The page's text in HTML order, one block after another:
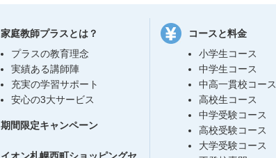
家庭教師プラスとは？
プラスの教育理念
実績ある講師陣
充実の学習サポート
安心の3大サービス
期間限定キャンペーン
コースと料金
小学生コース
中学生コース
中高一貫校コース
高校生コース
中学受験コース
高校受験コース
大学受験コース